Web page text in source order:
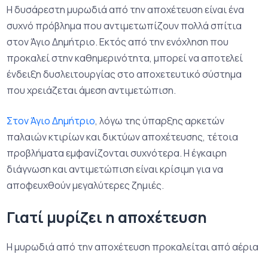
Η δυσάρεστη μυρωδιά από την αποχέτευση είναι ένα
συχνό πρόβλημα που αντιμετωπίζουν πολλά σπίτια
στον Άγιο Δημήτριο. Εκτός από την ενόχληση που
προκαλεί στην καθημερινότητα, μπορεί να αποτελεί
ένδειξη δυσλειτουργίας στο αποχετευτικό σύστημα
που χρειάζεται άμεση αντιμετώπιση.
Στον Άγιο Δημήτριο, λόγω της ύπαρξης αρκετών
παλαιών κτιρίων και δικτύων αποχέτευσης, τέτοια
προβλήματα εμφανίζονται συχνότερα. Η έγκαιρη
διάγνωση και αντιμετώπιση είναι κρίσιμη για να
αποφευχθούν μεγαλύτερες ζημιές.
Γιατί μυρίζει η αποχέτευση
Η μυρωδιά από την αποχέτευση προκαλείται από αέρια